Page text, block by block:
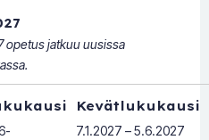
opetus jatkuu uusissa
Kevätlukukausi
7.1.2027 – 5.6.2027